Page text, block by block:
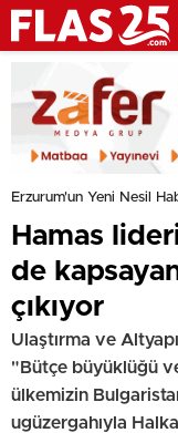
Erzurum'un Yeni Nesil
Hamas
de
çıkıyor
Ulaştırma ve
"Bütçe büyüklüğü
ülkemizin
ugüzergahıyla